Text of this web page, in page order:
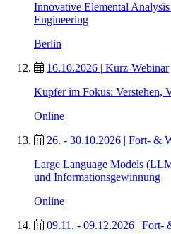
Innovative Elemental
Engineering
Berlin
16.10.2026 | Kurz-Webinar
Kupfer im Fokus: Verstehen,
Online
26. - 30.10.2026 | Fort- &
Large Language Models
und Informationsgewinnung
Online
09.11. - 09.12.2026 | Fort-